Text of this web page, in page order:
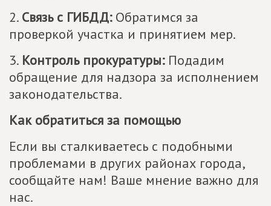
2. Связь с ГИБДД:Обратимся за
проверкой участка и принятием мер.
3. Контроль прокуратуры:Подадим
обращение для надзора за исполнением
законодательства.
Как обратиться за помощью
Если вы сталкиваетесь с подобными
проблемами в других районах города,
сообщайте нам! Ваше мнение важно для
нас.